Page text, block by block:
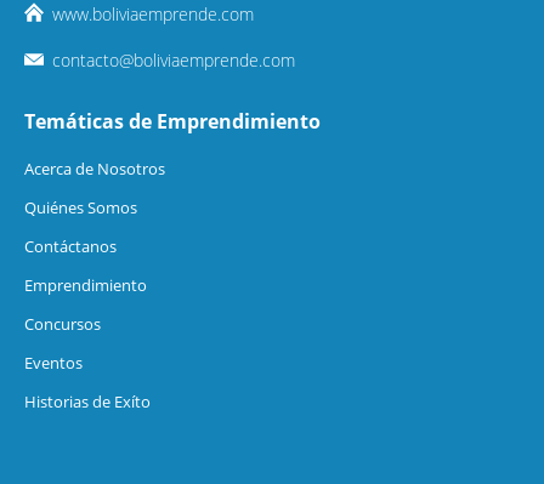
www.boliviaemprende.com
contacto@boliviaemprende.com
Temáticas de Emprendimiento
Acerca de Nosotros
Quiénes Somos
Contáctanos
Emprendimiento
Concursos
Eventos
Historias de Exíto